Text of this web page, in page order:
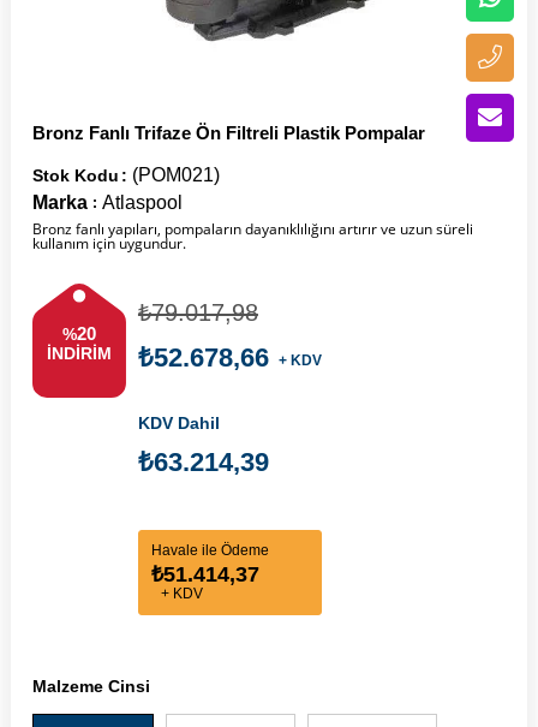
Bronz Fanlı Trifaze Ön Filtreli Plastik Pompalar
(POM021)
Stok Kodu
Marka : Atlaspool
Bronz fanlı yapıları, pompaların dayanıklılığını artırır ve uzun süreli
kullanım için uygundur.
%20
İNDIRIM
₺79.017,98
₺52.678,66 + KDV
KDV Dahil
₺63.214,39
Havale ile Ödeme
₺51.414,37
+ KDV
Malzeme Cinsi